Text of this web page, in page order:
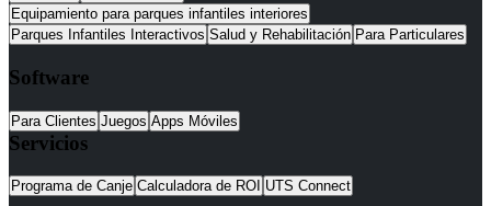
Equipamiento para parques infantiles interiores
Parques Infantiles Interactivos Salud y Rehabilitación Para Particulares
Software
Para Clientes Juegos Apps Móviles
Servicios
Programa de Canje Calculadora de ROI UTS Connect